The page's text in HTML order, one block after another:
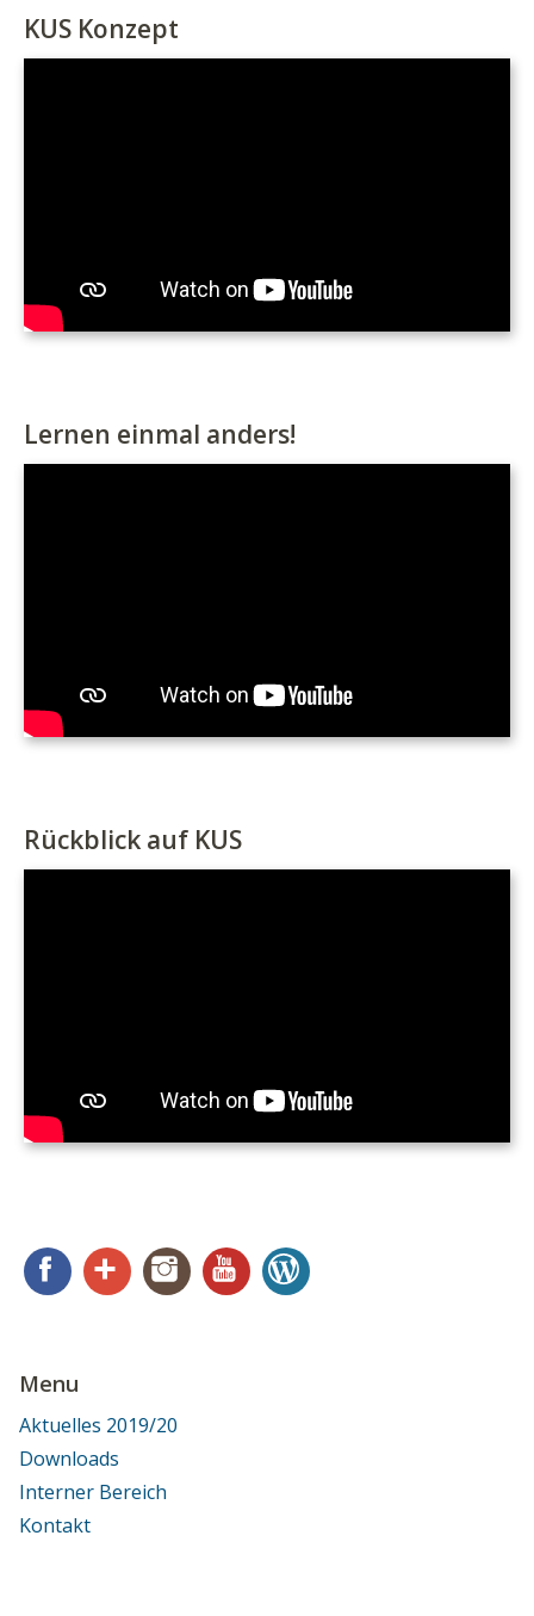
KUS Konzept
Lernen einmal anders!
Rückblick auf KUS
FacebookGoogle+ InstagramYouTube
Menu
Aktuelles 2019/20
Downloads
Interner Bereich
Kontakt